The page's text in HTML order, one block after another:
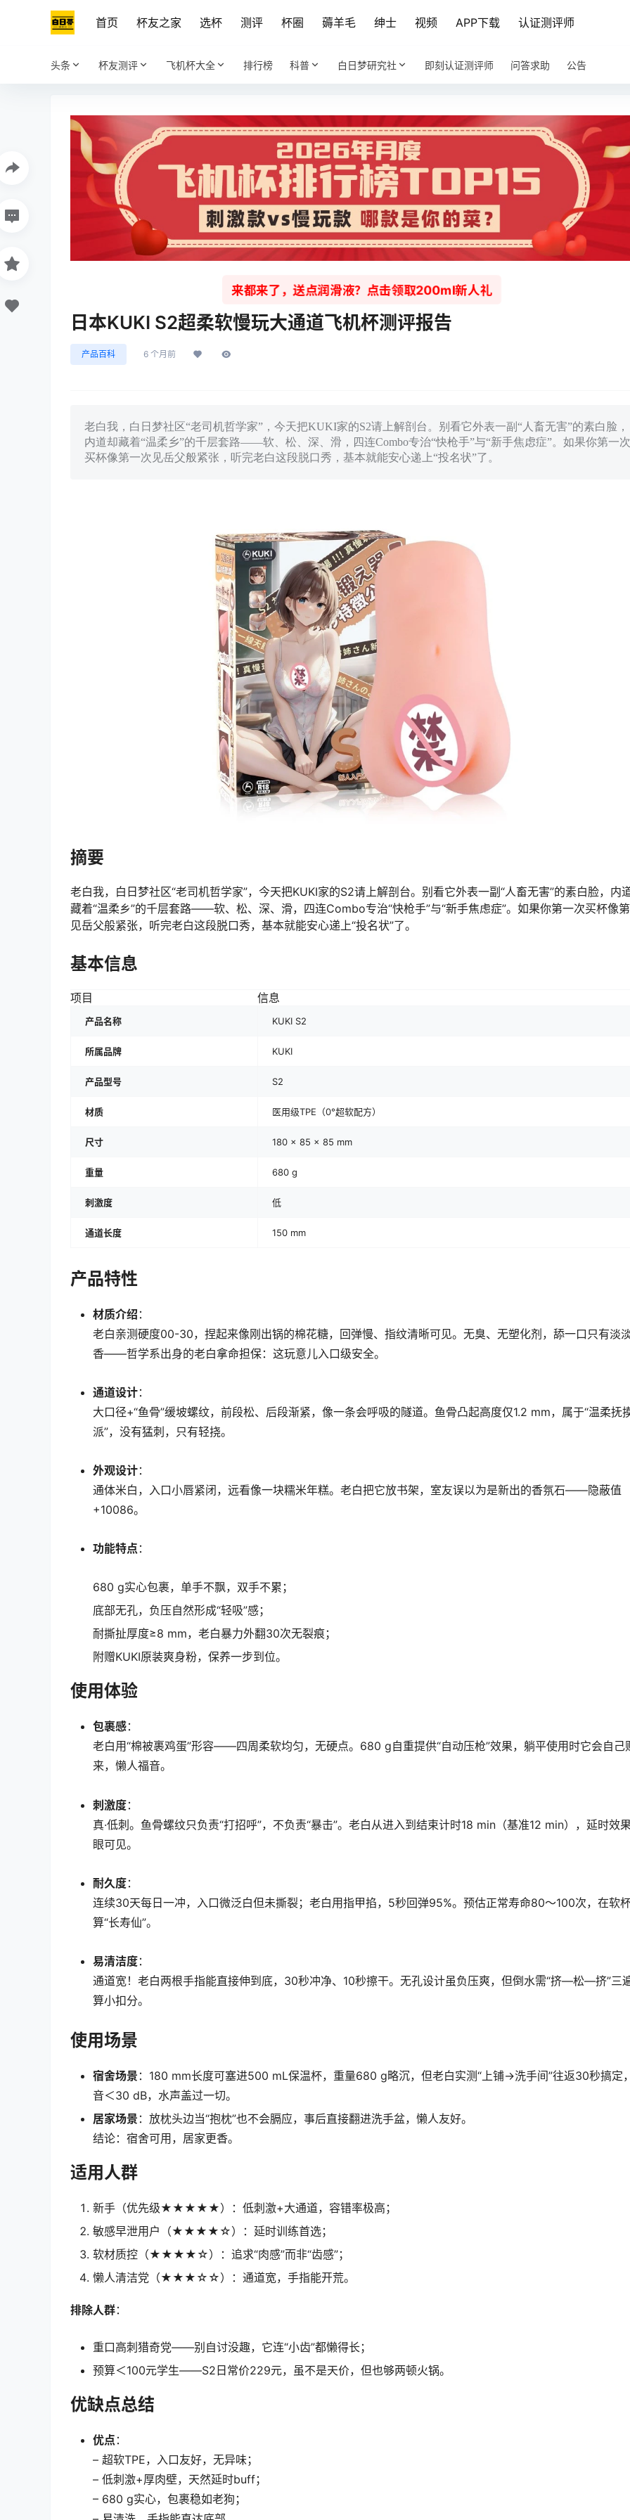
首页 杯友之家 选杯 测评 杯圈 薅羊毛 绅士 视频 APP下载 认证测评师
头条 杯友测评 飞机杯大全 排行榜 科普 白日梦研究社 即刻认证测评师 问答求助 公告
来都来了，送点润滑液？点击领取200ml新人礼
日本KUKI S2超柔软慢玩大通道飞机杯测评报告
产品百科 6 个月前
老白我，白日梦社区“老司机哲学家”，今天把KUKI家的S2请上解剖台。别看它外表一副“人畜无害”的素白脸，
内道却藏着“温柔乡”的千层套路——软、松、深、滑，四连Combo专治“快枪手”与“新手焦虑症”。如果你第一次
买杯像第一次见岳父般紧张，听完老白这段脱口秀，基本就能安心递上“投名状”了。
摘要
老白我，白日梦社区“老司机哲学家”，今天把KUKI家的S2请上解剖台。别看它外表一副“人畜无害”的素白脸，内
藏着“温柔乡”的千层套路——软、松、深、滑，四连Combo专治“快枪手”与“新手焦虑症”。如果你第一次买杯像
见岳父般紧张，听完老白这段脱口秀，基本就能安心递上“投名状”了。
基本信息
项目 信息
产品名称 KUKI S2
所属品牌 KUKI
产品型号 S2
材质 医用级TPE（0°超软配方）
尺寸 180 × 85 × 85 mm
重量 680 g
刺激度 低
通道长度 150 mm
产品特性
材质介绍 ：
老白亲测硬度00-30，捏起来像刚出锅的棉花糖，回弹慢、指纹清晰可见。无臭、无塑化剂，舔一口只有淡
香——哲学系出身的老白拿命担保：这玩意儿入口级安全。
通道设计：
大口径+“鱼骨”缓坡螺纹，前段松、后段渐紧，像一条会呼吸的隧道。鱼骨凸起高度仅1.2 mm，属于“温柔抚
派”，没有猛刺，只有轻挠。
外观设计：
通体米白，入口小唇紧闭，远看像一块糯米年糕。老白把它放书架，室友误以为是新出的香氛石——隐蔽值
+10086。
功能特点 ：
680 g实心包裹，单手不飘，双手不累；
底部无孔，负压自然形成“轻吸”感；
耐撕扯厚度≥8 mm，老白暴力外翻30次无裂痕；
附赠KUKI原装爽身粉，保养一步到位。
使用体验
包裹感：
老白用“棉被裹鸡蛋”形容——四周柔软均匀，无硬点。680 g自重提供“自动压枪”效果，躺平使用时它会自己
来，懒人福音。
刺激度：
真·低刺。鱼骨螺纹只负责“打招呼”，不负责“暴击”。老白从进入到结束计时18 min（基准12 min），延时效
眼可见。
耐久度：
连续30天每日一冲，入口微泛白但未撕裂；老白用指甲掐，5秒回弹95%。预估正常寿命80～100次，在软
算“长寿仙”。
易清洁度：
通道宽！老白两根手指能直接伸到底，30秒冲净、10秒擦干。无孔设计虽负压爽，但倒水需“挤—松—挤”三
算小扣分。
使用场景
宿舍场景 ：180 mm长度可塞进500 mL保温杯，重量680 g略沉，但老白实测“上铺→洗手间”往返30秒搞定
音＜30 dB，水声盖过一切。
居家场景 ：放枕头边当“抱枕”也不会膈应，事后直接翻进洗手盆，懒人友好。
结论：宿舍可用，居家更香。
适用人群
新手（优先级★★★★★）：低刺激+大通道，容错率极高；
敏感早泄用户（★★★★☆）：延时训练首选；
软材质控（★★★★☆）：追求“肉感”而非“齿感”；
懒人清洁党（★★★☆☆）：通道宽，手指能开荒。
排除人群：
重口高刺猎奇党——别自讨没趣，它连“小齿”都懒得长；
预算＜100元学生——S2日常价229元，虽不是天价，但也够两顿火锅。
优缺点总结
优点 ：
– 超软TPE，入口友好，无异味；
– 低刺激+厚肉壁，天然延时buff；
– 680 g实心，包裹稳如老狗；